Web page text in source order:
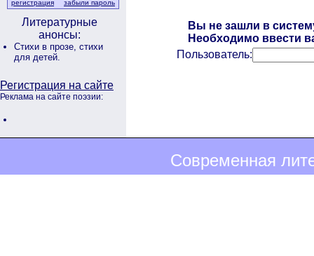
регистрация забыли пароль
Литературные
анонсы:
Стихи в прозе, стихи
для детей.
Регистрация на сайте
Реклама на сайте поэзии:
Вы не зашли в
Необходимо ввести
Пользователь:
Современная